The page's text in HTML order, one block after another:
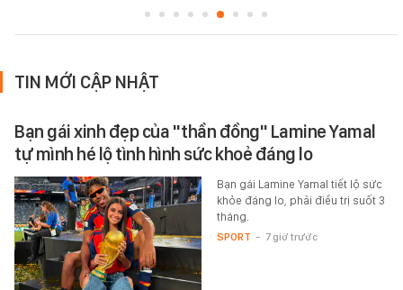
TIN MỚI CẬP NHẬT
Bạn gái xinh đẹp của "thần đồng" Lamine Yamal
tự mình hé lộ tình hình sức khoẻ đáng lo
Bạn gái Lamine Yamal tiết lộ sức
khỏe đáng lo, phải điều trị suốt 3
tháng.
SPORT - 7 giờ trước